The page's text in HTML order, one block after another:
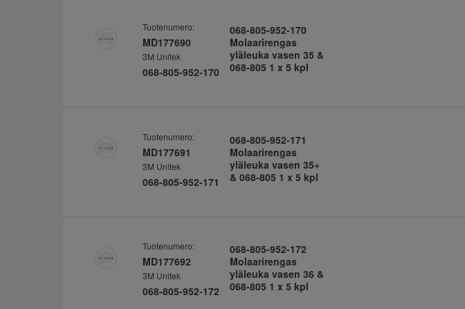
Tuotenumero:
MD177690
3M Unitek
068-805-952-170
068-805-952-170
Molaarirengas
yläleuka vasen 35 &
068-805 1 x 5 kpl
Tuotenumero:
MD177691
3M Unitek
068-805-952-171
068-805-952-171
Molaarirengas
yläleuka vasen 35+
& 068-805 1 x 5 kpl
Tuotenumero:
MD177692
3M Unitek
068-805-952-172
068-805-952-172
Molaarirengas
yläleuka vasen 36 &
068-805 1 x 5 kpl